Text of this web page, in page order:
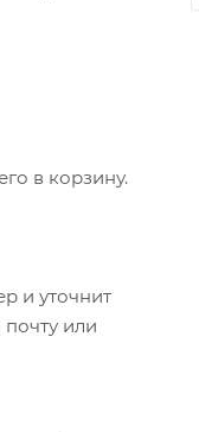
в корзину.
и уточнит
или